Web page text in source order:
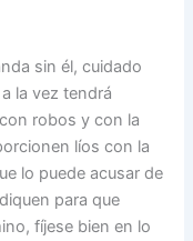
sin él, cuidado
la vez tendrá
robos y con la
líos con la
lo puede acusar de
para que
fíjese bien en lo